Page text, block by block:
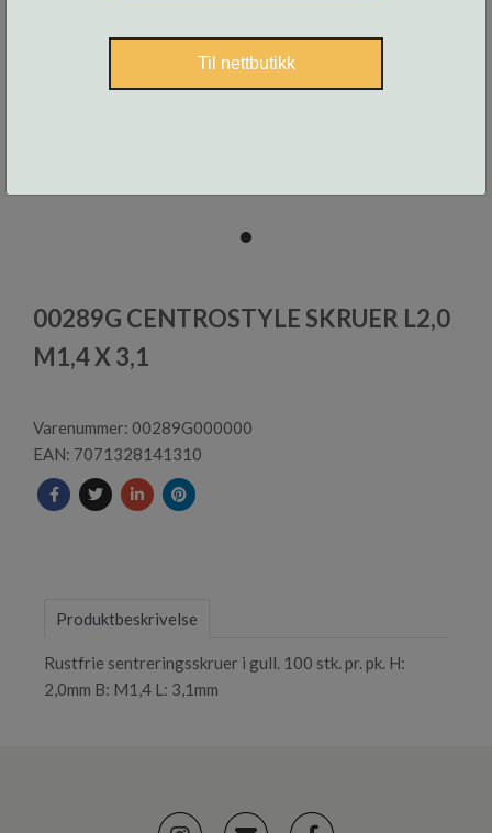
item
of
1
00289G CENTROSTYLE SKRUER L2,0
M1,4 X 3,1
Varenummer: 00289G000000
EAN: 7071328141310
Produktbeskrivelse
Rustfrie sentreringsskruer i gull. 100 stk. pr. pk. H:
2,0mm B: M1,4 L: 3,1mm
Til nettbutikk